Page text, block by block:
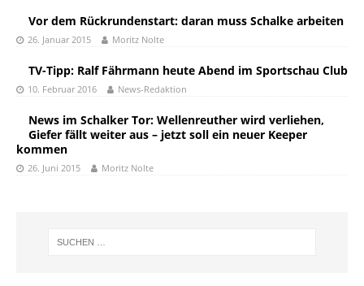
Vor dem Rückrundenstart: daran muss Schalke arbeiten
26. Januar 2015 Moritz Nolte
TV-Tipp: Ralf Fährmann heute Abend im Sportschau Club
10. Februar 2016 News-Redaktion
News im Schalker Tor: Wellenreuther wird verliehen,
Giefer fällt weiter aus – jetzt soll ein neuer Keeper
kommen
26. Juni 2015 Moritz Nolte